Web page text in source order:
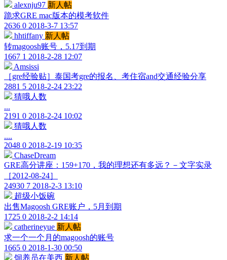
alexnju97 新人帖
跪求GRE mac版本的模考软件
2636 0 2018-3-7 13:57
hhtiffany 新人帖
转magoosh账号，5.17到期
1667 1 2018-2-28 12:07
Amsissi
［gre经验贴］泰国考gre的报名、考住宿and交通经验分享
2881 5 2018-2-24 23:22
猜哦人数
...
2191 0 2018-2-24 10:02
猜哦人数
....
2048 0 2018-2-19 10:35
ChaseDream
GRE高分讲座：159+170，我的理想还有多远？－文字实录
［2012-08-24］
24930 7 2018-2-3 13:10
超级小饭碗
出售Magoosh GRE账户，5月到期
1725 0 2018-2-2 14:14
catherineyue 新人帖
求一个一个月的magoosh的账号
1665 0 2018-1-30 00:50
饲养员在美西 新人帖